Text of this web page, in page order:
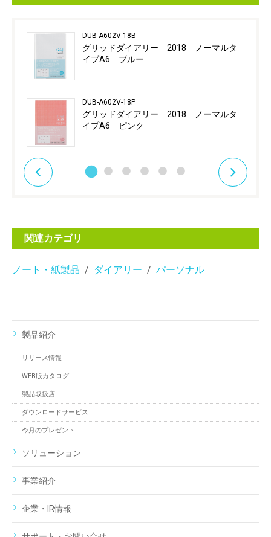
DUB-A602V-18B
グリッドダイアリー 2018 ノーマルタ
イプA6 ブルー
DUB-A602V-18P
グリッドダイアリー 2018 ノーマルタ
イプA6 ピンク
関連カテゴリ
ノート・紙製品 ダイアリー パーソナル
製品紹介
リリース情報
WEB版カタログ
製品取扱店
ダウンロードサービス
今月のプレゼント
ソリューション
事業紹介
企業・IR情報